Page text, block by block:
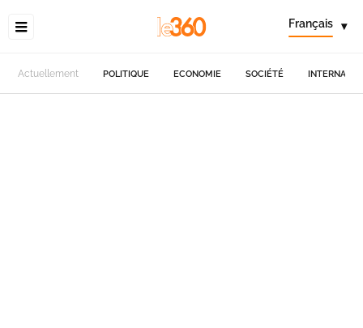
Français ▾
Actuellement POLITIQUE ECONOMIE SOCIÉTÉ